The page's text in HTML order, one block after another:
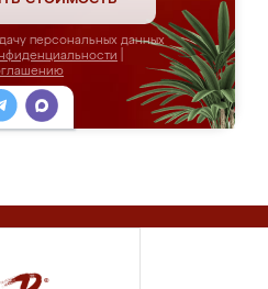
персональных данных